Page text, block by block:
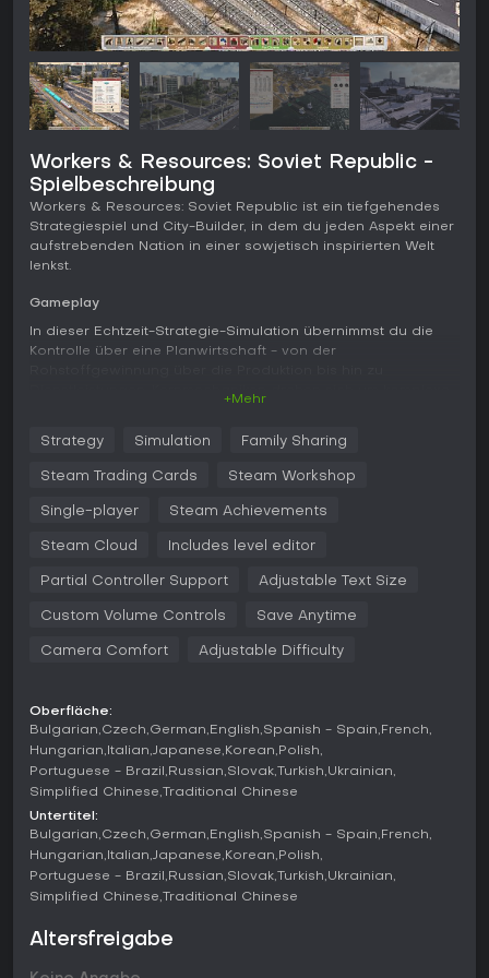
Workers & Resources: Soviet Republic -
Spielbeschreibung
Workers & Resources: Soviet Republic ist ein tiefgehendes
Strategiespiel und City-Builder, in dem du jeden Aspekt einer
aufstrebenden Nation in einer sowjetisch inspirierten Welt
lenkst.
Gameplay
In dieser Echtzeit-Strategie-Simulation übernimmst du die
Kontrolle über eine Planwirtschaft - von der
Lagerhallen benötigen. Du baust und managst
Transportnetze mit Lkw, Zügen, Schiffen und Flugzeugen, um
bewegen.
Der Workforce-Management-Aspekt steht im Mittelpunkt: Du
Jobs, Wohnraum und Grundbedürfnisse wie Essen, Kleidung
Systeme simulieren globale Märkte, saisonale Bedarfe an
Wärme und Ressourcen sowie Handel mit Ost- und
importieren oder lokal produzieren und balancierst Autarkie
mit schnellem Wachstum.
Zu den Mechaniken gehören Propaganda zur Steigerung
der Moral, Überwachung von Kriminalität durch illoyale
Bürger und Anpassung der Komplexität in Bereichen wie
Strom, Wasser und Wirtschaft. Du stellst dich era-typischen
Herausforderungen wie der wirtschaftlichen Stagnation der
1970er bis 1990er Jahre, optimierst die Produktion, um
Überproduktion zu vermeiden und Exporte zu sichern.
Das Spiel bietet Kampagnen in Kapiteln, die drei zentrale
+Mehr
Strategy Simulation Family Sharing
Steam Trading Cards Steam Workshop
Single-player Steam Achievements
Steam Cloud Includes level editor
Partial Controller Support Adjustable Text Size
Custom Volume Controls Save Anytime
Camera Comfort Adjustable Difficulty
Oberfläche:
Bulgarian Czech German English Spanish - Spain French
Hungarian Italian Japanese Korean Polish
Portuguese - Brazil
Russian Slovak Turkish Ukrainian
Simplified Chinese
Traditional Chinese
Untertitel:
Bulgarian Czech German English Spanish - Spain French
Hungarian Italian Japanese Korean Polish
Portuguese - Brazil
Russian Slovak Turkish Ukrainian
Simplified Chinese
Traditional Chinese
Altersfreigabe